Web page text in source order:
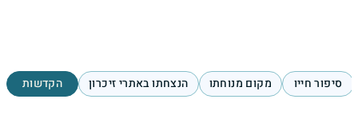
סיפור חייו מקום מנוחתו הנצחתו באתרי זיכרון הקדשות